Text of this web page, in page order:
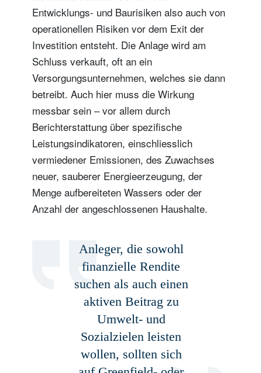
Entwicklungs- und Baurisiken also auch von
operationellen Risiken vor dem Exit der
Investition entsteht. Die Anlage wird am
Schluss verkauft, oft an ein
Versorgungsunternehmen, welches sie dann
betreibt. Auch hier muss die Wirkung
messbar sein – vor allem durch
Berichterstattung über spezifische
Leistungsindikatoren, einschliesslich
vermiedener Emissionen, des Zuwachses
neuer, sauberer Energieerzeugung, der
Menge aufbereiteten Wassers oder der
Anzahl der angeschlossenen Haushalte.
Anleger, die sowohl
finanzielle Rendite
suchen als auch einen
aktiven Beitrag zu
Umwelt- und
Sozialzielen leisten
wollen, sollten sich